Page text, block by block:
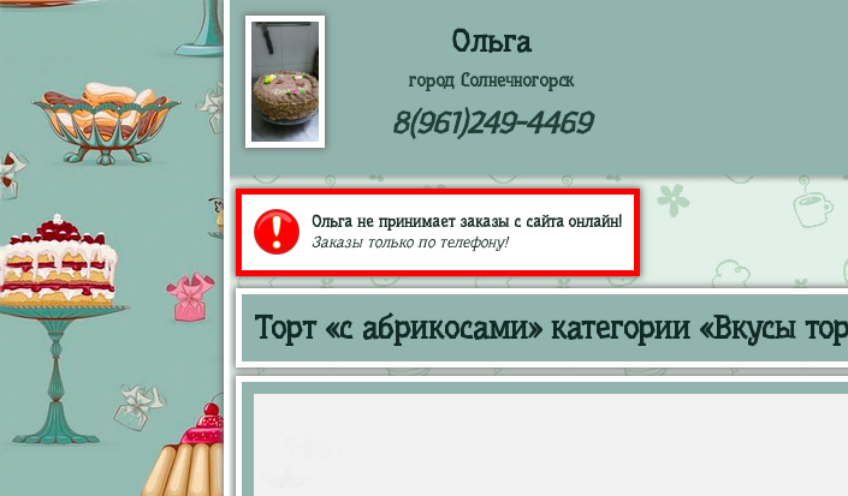
Ольга
город Солнечногорск
8(961)249-4469
Ольга не принимает заказы с сайта онлайн!
Заказы только по телефону!
Торт «с абрикосами» категории «Вкусы